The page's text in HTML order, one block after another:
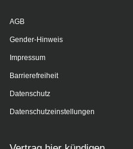
AGB
Gender-Hinweis
Impressum
Barrierefreiheit
Datenschutz
Datenschutzeinstellungen